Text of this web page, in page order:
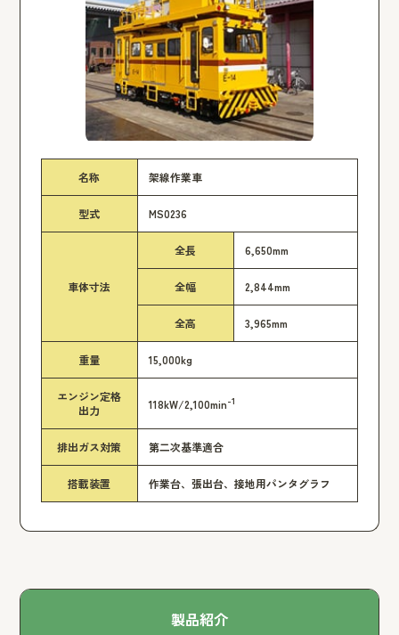
名称 架線作業車
型式 MS0236
車体寸法
全長 6,650mm
全幅 2,844mm
全高 3,965mm
重量 15,000kg
エンジン定格
出力
118kW/2,100min-1
排出ガス対策 第二次基準適合
搭載装置 作業台、張出台、接地用パンタグラフ
製品紹介